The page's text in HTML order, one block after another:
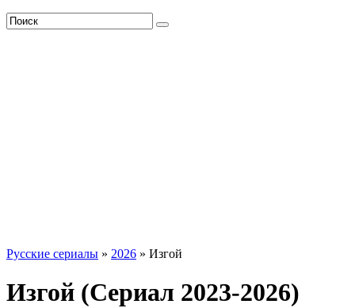
Русские сериалы » 2026 » Изгой
Изгой (Сериал 2023-2026)